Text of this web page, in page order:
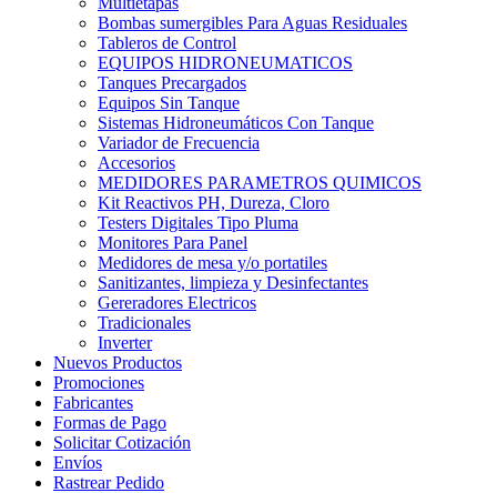
Bombas sumergibles Para Aguas Residuales
Tableros de Control
EQUIPOS HIDRONEUMATICOS
Tanques Precargados
Equipos Sin Tanque
Sistemas Hidroneumáticos Con Tanque
Variador de Frecuencia
Accesorios
MEDIDORES PARAMETROS QUIMICOS
Kit Reactivos PH, Dureza, Cloro
Testers Digitales Tipo Pluma
Monitores Para Panel
Medidores de mesa y/o portatiles
Sanitizantes, limpieza y Desinfectantes
Gereradores Electricos
Tradicionales
Inverter
Nuevos Productos
Promociones
Fabricantes
Formas de Pago
Solicitar Cotización
Envíos
Rastrear Pedido